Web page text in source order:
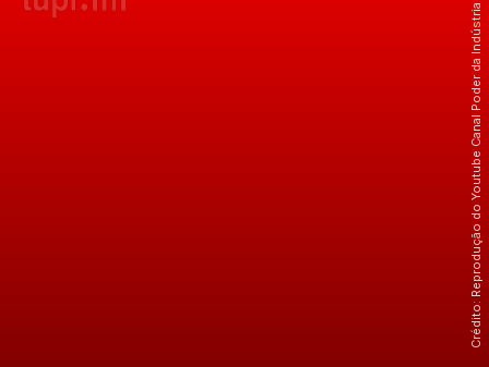
Crédito: Reprodução do Youtube Canal Poder da Indústria